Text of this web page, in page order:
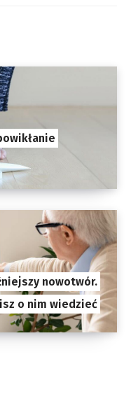
nowotwór.
o nim wiedzieć